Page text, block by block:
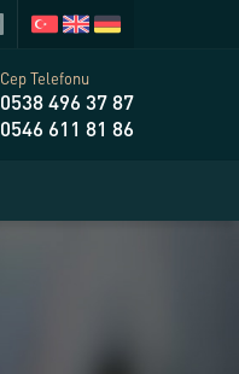
Cep Telefonu
0538 496 37 87
0546 611 81 86